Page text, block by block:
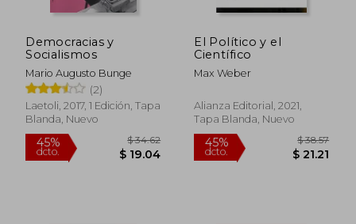
Democracias y
Socialismos
Mario Augusto Bunge
(2)
Laetoli, 2017, 1 Edición, Tapa
Blanda, Nuevo
El Político y el
Científico
Max Weber
Alianza Editorial, 2021,
Tapa Blanda, Nuevo